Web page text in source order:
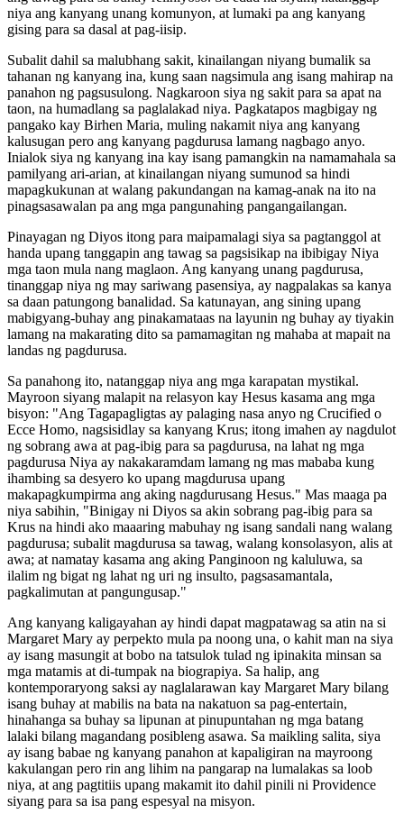
niya ang kanyang unang komunyon, at lumaki pa ang kanyang
gising para sa dasal at pag-iisip.
Subalit dahil sa malubhang sakit, kinailangan niyang bumalik sa
tahanan ng kanyang ina, kung saan nagsimula ang isang mahirap na
panahon ng pagsusulong. Nagkaroon siya ng sakit para sa apat na
taon, na humadlang sa paglalakad niya. Pagkatapos magbigay ng
pangako kay Birhen Maria, muling nakamit niya ang kanyang
kalusugan pero ang kanyang pagdurusa lamang nagbago anyo.
Inialok siya ng kanyang ina kay isang pamangkin na namamahala sa
pamilyang ari-arian, at kinailangan niyang sumunod sa hindi
mapagkukunan at walang pakundangan na kamag-anak na ito na
pinagsasawalan pa ang mga pangunahing pangangailangan.
Pinayagan ng Diyos itong para maipamalagi siya sa pagtanggol at
handa upang tanggapin ang tawag sa pagsisikap na ibibigay Niya
mga taon mula nang maglaon. Ang kanyang unang pagdurusa,
tinanggap niya ng may sariwang pasensiya, ay nagpalakas sa kanya
sa daan patungong banalidad. Sa katunayan, ang sining upang
mabigyang-buhay ang pinakamataas na layunin ng buhay ay tiyakin
lamang na makarating dito sa pamamagitan ng mahaba at mapait na
landas ng pagdurusa.
Sa panahong ito, natanggap niya ang mga karapatan mystikal.
Mayroon siyang malapit na relasyon kay Hesus kasama ang mga
bisyon: "Ang Tagapagligtas ay palaging nasa anyo ng Crucified o
Ecce Homo, nagsisidlay sa kanyang Krus; itong imahen ay nagdulot
ng sobrang awa at pag-ibig para sa pagdurusa, na lahat ng mga
pagdurusa Niya ay nakakaramdam lamang ng mas mababa kung
ihambing sa desyero ko upang magdurusa upang
makapagkumpirma ang aking nagdurusang Hesus." Mas maaga pa
niya sabihin, "Binigay ni Diyos sa akin sobrang pag-ibig para sa
Krus na hindi ako maaaring mabuhay ng isang sandali nang walang
pagdurusa; subalit magdurusa sa tawag, walang konsolasyon, alis at
awa; at namatay kasama ang aking Panginoon ng kaluluwa, sa
ilalim ng bigat ng lahat ng uri ng insulto, pagsasamantala,
pagkalimutan at pangungusap."
Ang kanyang kaligayahan ay hindi dapat magpatawag sa atin na si
Margaret Mary ay perpekto mula pa noong una, o kahit man na siya
ay isang masungit at bobo na tatsulok tulad ng ipinakita minsan sa
mga matamis at di-tumpak na biograpiya. Sa halip, ang
kontemporaryong saksi ay naglalarawan kay Margaret Mary bilang
isang buhay at mabilis na bata na nakatuon sa pag-entertain,
hinahanga sa buhay sa lipunan at pinupuntahan ng mga batang
lalaki bilang magandang posibleng asawa. Sa maikling salita, siya
ay isang babae ng kanyang panahon at kapaligiran na mayroong
kakulangan pero rin ang lihim na pangarap na lumalakas sa loob
niya, at ang pagtitiis upang makamit ito dahil pinili ni Providence
siyang para sa isa pang espesyal na misyon.